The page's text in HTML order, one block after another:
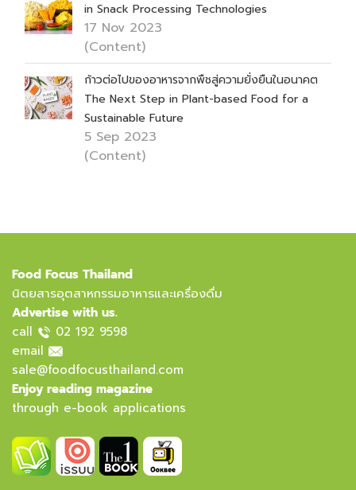
in Snack Processing Technologies
17 Nov 2023
(Content)
ก้าวต่อไปของอาหารจากพืชสู่ความยั่งยืนในอนาคต
The Next Step in Plant-based Food for a
Sustainable Future
5 Sep 2023
(Content)
Food Focus Thailand
นิตยสารอุตสาหกรรมอาหารและเครื่องดื่ม
Advertise with us.
call
02 192 9598
email
sale@foodfocusthailand.com
Enjoy reading magazine
through e-book applications